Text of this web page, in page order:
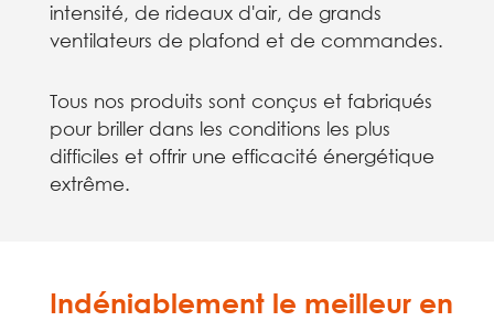
intensité, de rideaux d'air, de grands
ventilateurs de plafond et de commandes.
Tous nos produits sont conçus et fabriqués
pour briller dans les conditions les plus
difficiles et offrir une efficacité énergétique
extrême.
Indéniablement le meilleur en